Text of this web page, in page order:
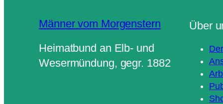
Männer vom Morgenstern
Heimatbund an Elb- und
Wesermündung, gegr. 1882
Über